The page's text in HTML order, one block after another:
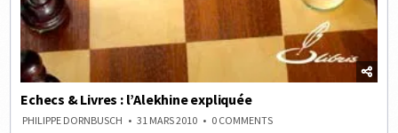
Echecs & Livres : l’Alekhine expliquée
PHILIPPE DORNBUSCH 31 MARS 2010 0 COMMENTSON